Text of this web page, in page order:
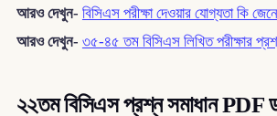
আরও দেখুন- বিসিএস পরীক্ষা দেওয়ার যোগ্যতা কি
আরও দেখুন- ৩৫-৪৫ তম বিসিএস লিখিত পরীক্ষার
২২তম বিসিএস প্রশ্ন সমাধান PDF